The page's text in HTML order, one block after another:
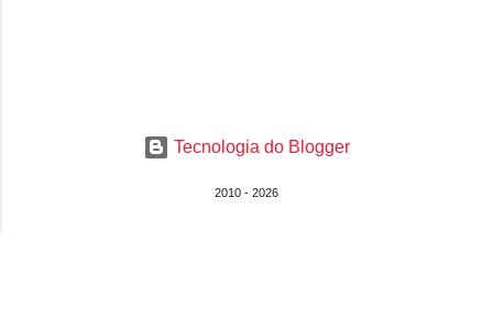
horizontal. No para-lama traseiro, se n...
de 2026, ou seja, acontecerá entre os meses de
Tecnologia do Blogger
2010 - 2026